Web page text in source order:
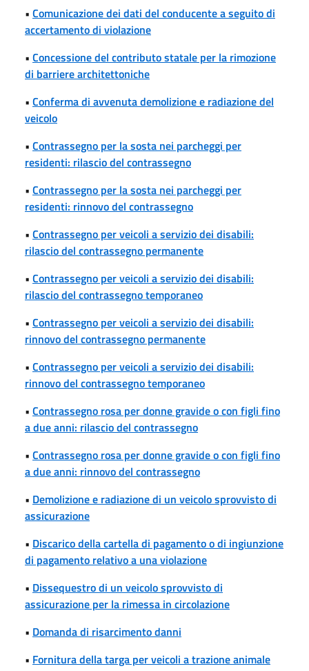
• Comunicazione dei dati del conducente a seguito di
accertamento di violazione
• Concessione del contributo statale per la rimozione
di barriere architettoniche
• Conferma di avvenuta demolizione e radiazione del
veicolo
• Contrassegno per la sosta nei parcheggi per
residenti: rilascio del contrassegno
• Contrassegno per la sosta nei parcheggi per
residenti: rinnovo del contrassegno
• Contrassegno per veicoli a servizio dei disabili:
rilascio del contrassegno permanente
• Contrassegno per veicoli a servizio dei disabili:
rilascio del contrassegno temporaneo
• Contrassegno per veicoli a servizio dei disabili:
rinnovo del contrassegno permanente
• Contrassegno per veicoli a servizio dei disabili:
rinnovo del contrassegno temporaneo
• Contrassegno rosa per donne gravide o con figli fino
a due anni: rilascio del contrassegno
• Contrassegno rosa per donne gravide o con figli fino
a due anni: rinnovo del contrassegno
• Demolizione e radiazione di un veicolo sprovvisto di
assicurazione
• Discarico della cartella di pagamento o di ingiunzione
di pagamento relativo a una violazione
• Dissequestro di un veicolo sprovvisto di
assicurazione per la rimessa in circolazione
• Domanda di risarcimento danni
• Fornitura della targa per veicoli a trazione animale